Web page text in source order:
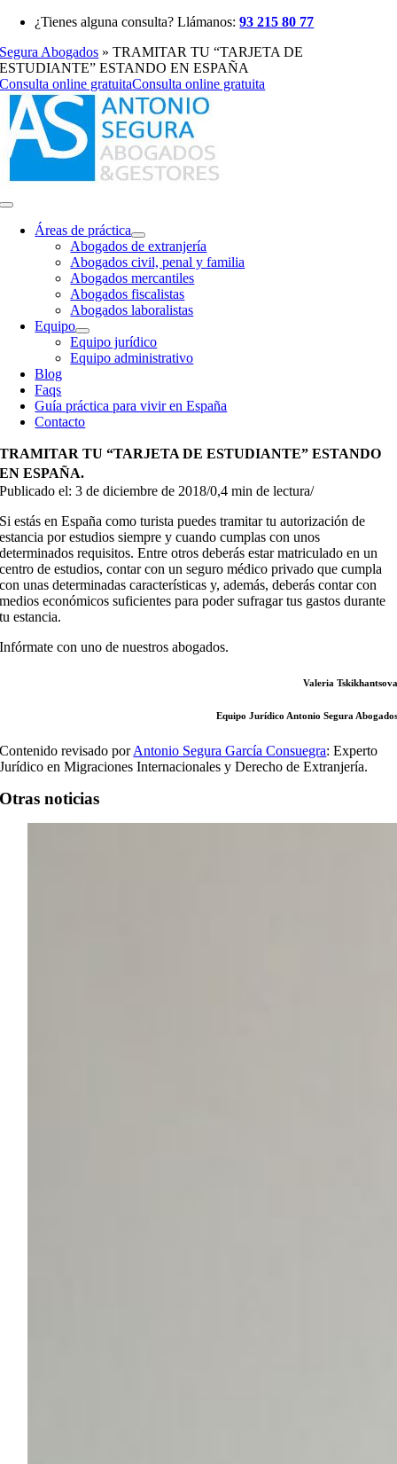
Saltar
contenido
¿Tienes alguna consulta? Llámanos:93 215 80 77
Segura Abogados »TRAMITAR TU “TARJETA DE
ESTUDIANTE” ESTANDO EN ESPAÑA
Consulta online gratuitaConsulta online gratuita
Toggle
NavigationÁreas de práctica
Abogados de extranjería
Abogados civil, penal y familia
Abogados mercantiles
Abogados fiscalistas
Abogados laboralistas
Equipo
Equipo jurídico
Equipo administrativo
Blog
Faqs
Guía práctica para vivir en España
Contacto
TRAMITAR TU “TARJETA DE ESTUDIANTE” ESTANDO
EN ESPAÑA.
Publicado el: 3 de diciembre de 2018/0,4 min de lectura/
Si estás en España como turista puedes tramitar tu autorización de
estancia por estudios siempre y cuando cumplas con unos
determinados requisitos. Entre otros deberás estar matriculado en un
centro de estudios, contar con un seguro médico privado que cumpla
con unas determinadas características y, además, deberás contar con
medios económicos suficientes para poder sufragar tus gastos durante
tu estancia.
Infórmate con uno de nuestros abogados.
Valeria Tskikhantsova
Equipo Jurídico Antonio Segura Abogados
Contenido revisado porAntonio Segura García Consuegra: Experto
Jurídico en Migraciones Internacionales y Derecho de Extranjería.
Otras noticias